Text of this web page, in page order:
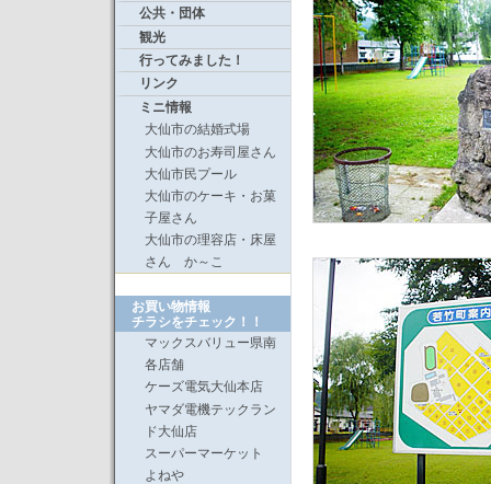
公共・団体
観光
行ってみました！
リンク
ミニ情報
大仙市の結婚式場
大仙市のお寿司屋さん
大仙市民プール
大仙市のケーキ・お菓
子屋さん
大仙市の理容店・床屋
さん か～こ
お買い物情報
チラシをチェック！！
マックスバリュー県南
各店舗
ケーズ電気大仙本店
ヤマダ電機テックラン
ド大仙店
スーパーマーケット
よねや